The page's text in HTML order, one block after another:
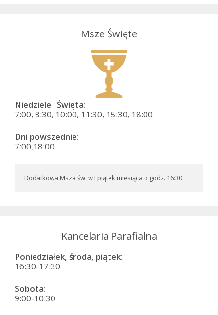
Msze Święte
Niedziele i Święta:
7:00, 8:30, 10:00, 11:30, 15:30, 18:00
Dni powszednie:
7:00,18:00
Dodatkowa Msza św. w I piątek miesiąca o godz. 16:30
Kancelaria Parafialna
Poniedziałek, środa, piątek:
16:30-17:30
Sobota:
9:00-10:30